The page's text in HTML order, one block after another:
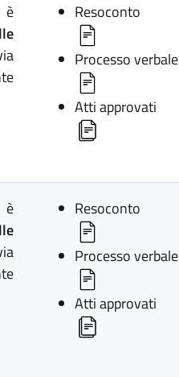
è
Resoconto
Processo verbale
Atti approvati
è
Resoconto
Processo verbale
Atti approvati